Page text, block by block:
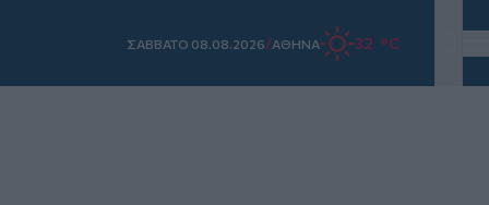
ΣAΒΒΑΤΟ 08.08.2026/ΑΘΗΝΑ 32 °C